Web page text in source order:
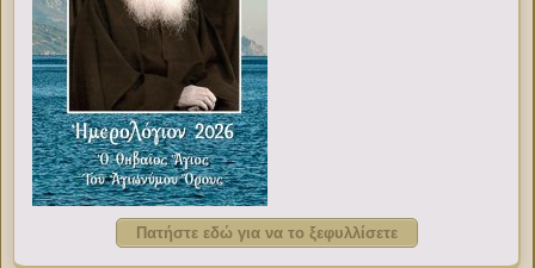
Πατήστε εδώ για να το ξεφυλλίσετε